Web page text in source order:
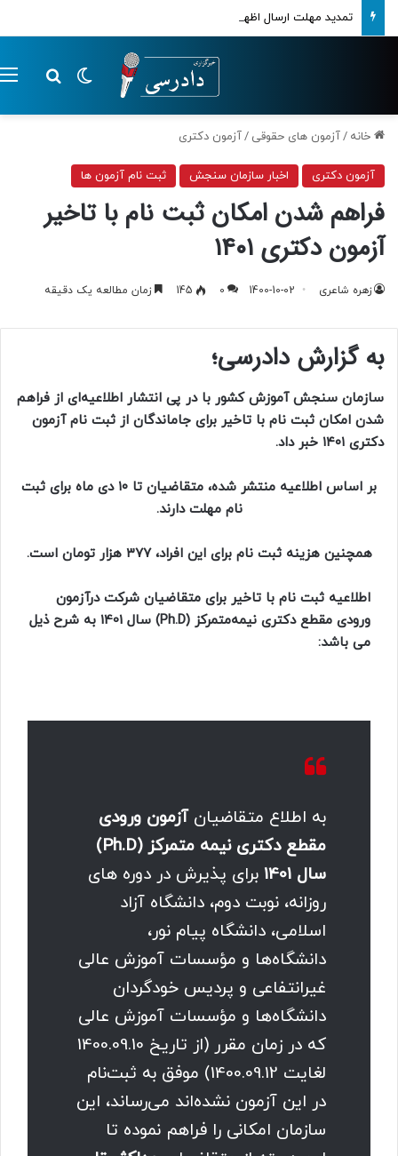
تمدید مهلت ارسال اظهارنامه‌های مالیاتی تا پایان تابستان 1405
تغییر پوسته
خانه /آزمون های حقوقی /آزمون دکتری
آزمون دکتری اخبار سازمان سنجش ثبت نام آزمون ها
فراهم شدن امکان ثبت نام با تاخیر
آزمون دکتری ۱۴۰۱
زهره شاعری 1400-10-02
0
145 زمان مطالعه یک دقیقه
به گزارش دادرسی؛
سازمان سنجش آموزش کشور با در پی انتشار اطلاعیه‌ای از فراهم
شدن امکان ثبت نام با تاخیر برای جاماندگان از ثبت نام آزمون
دکتری ۱۴۰۱ خبر داد.
بر اساس اطلاعیه منتشر شده، متقاضیان تا ۱۰ دی ماه برای ثبت
نام مهلت دارند.
همچنین هزینه ثبت نام برای این افراد، ۳۷۷ هزار تومان است.
اطلاعیه ثبت ‌نام با تاخیر برای متقاضیان شرکت درآزمون
ورودی مقطع دکتری نیمه‌متمرکز (Ph.D) سال 1401 به شرح ذیل
می باشد:
به اطلاع متقاضیانآزمون ورودی
مقطع دکتری نیمه متمرکز (Ph.D)
سال 1401
برای پذیرش در دوره های
روزانه، نوبت دوم، دانشگاه آزاد
اسلامی، دانشگاه پیام نور،
دانشگاه‌ها و مؤسسات آموزش عالی
غیرانتفاعی و پردیس خودگردان
دانشگاه‌ها و مؤسسات آموزش عالی
که در زمان مقرر (از تاریخ 1400.09.10
لغایت 1400.09.12) موفق به ثبت‌نام
در این آزمون نشده‌اند می‌رساند، این
سازمان امکانی را فراهم نموده تا